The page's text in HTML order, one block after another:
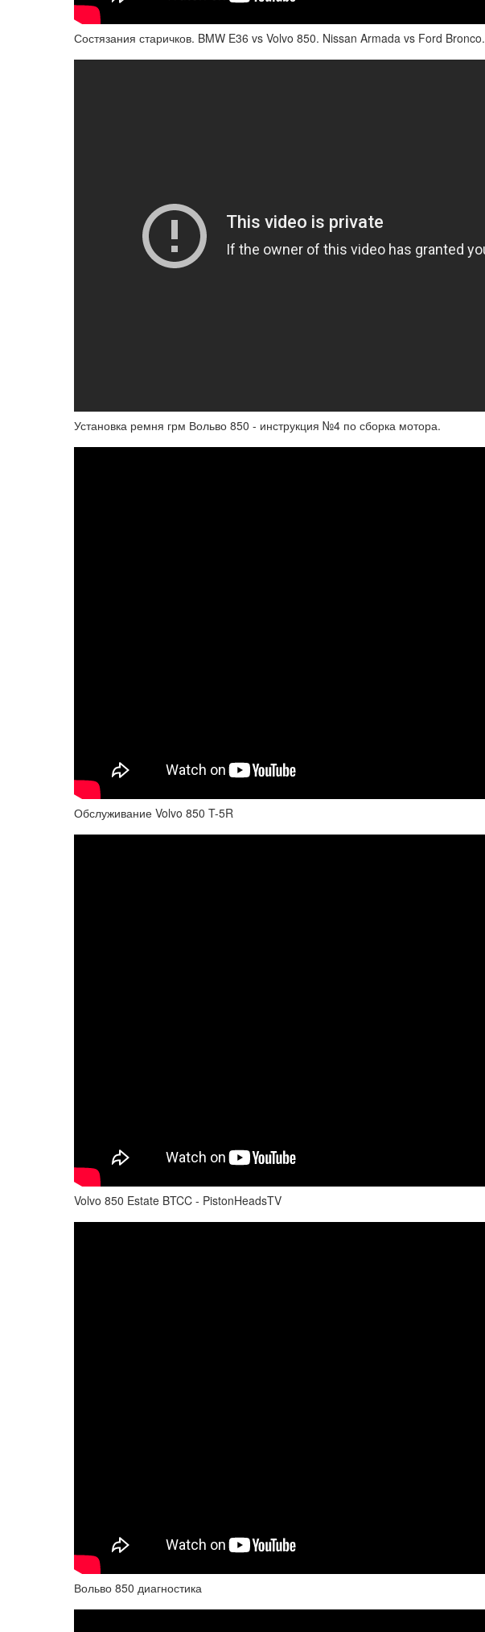
Состязания старичков. BMW E36 vs Volvo 850. Nissan Armada vs Ford Bronco.
Установка ремня грм Вольво 850 - инструкция №4 по сборка мотора.
Обслуживание Volvo 850 T-5R
Volvo 850 Estate BTCC - PistonHeadsTV
Вольво 850 диагностика